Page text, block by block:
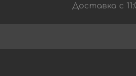
Доставка с